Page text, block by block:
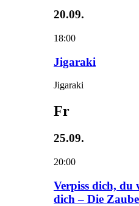
20.09.
18:00
Jigaraki
Jigaraki
Fr
25.09.
20:00
Verpiss dich, du
dich – Die